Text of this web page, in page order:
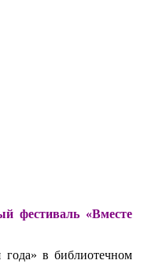
фестиваль «Вместе
года» в библиотечном